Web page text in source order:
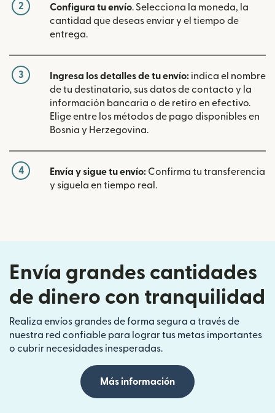
2 Configura tu envío. Selecciona la moneda, la
cantidad que deseas enviar y el tiempo de
entrega.
3 Ingresa los detalles de tu envío: indica el nombre
de tu destinatario, sus datos de contacto y la
información bancaria o de retiro en efectivo.
Elige entre los métodos de pago disponibles en
Bosnia y Herzegovina.
4 Envía y sigue tu envío: Confirma tu transferencia
y síguela en tiempo real.
Envía grandes cantidades
de dinero con tranquilidad
Realiza envíos grandes de forma segura a través de
nuestra red confiable para lograr tus metas importantes
o cubrir necesidades inesperadas.
Más información